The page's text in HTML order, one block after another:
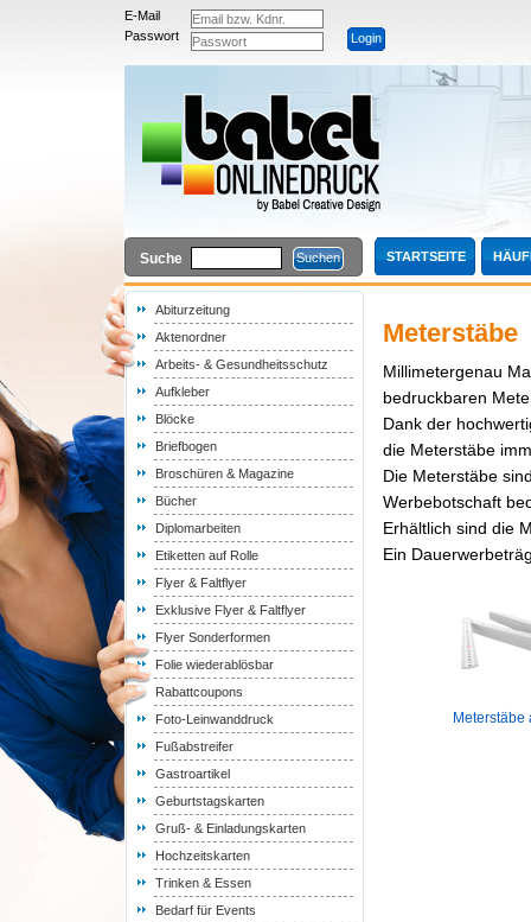
E-Mail
Passwort
Suche STARTSEITE
Abiturzeitung
Aktenordner
Arbeits- & Gesundheitsschutz
Aufkleber
Blöcke
Briefbogen
Broschüren & Magazine
Bücher
Diplomarbeiten
Etiketten auf Rolle
Flyer & Faltflyer
Exklusive Flyer & Faltflyer
Flyer Sonderformen
Folie wiederablösbar
Rabattcoupons
Foto-Leinwanddruck
Fußabstreifer
Gastroartikel
Geburtstagskarten
Gruß- & Einladungskarten
Hochzeitskarten
Trinken & Essen
Bedarf für Events
Meterstäbe
Millimetergenau
bedruckbaren
Dank der
die Meterstäbe
Die Meterstäbe
Werbebotschaft
Erhältlich sind die
Ein
Meterstäbe